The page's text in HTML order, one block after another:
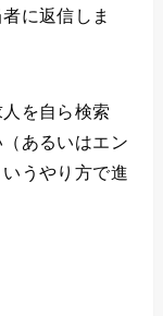
に返信しま
を自ら検索
あるいはエン
うやり方で進